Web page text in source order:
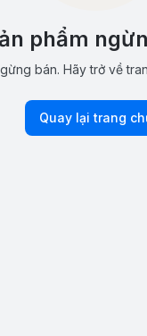
phẩm
bán. Hãy trở về
Quay lại trang